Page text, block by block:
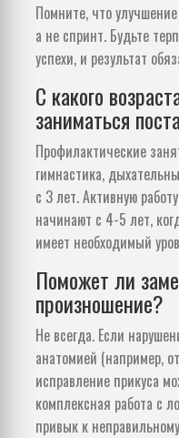
Помните, что
а не спринт. Будьте
успехи, и результат
С какого
заниматься
Профилактические
гимнастика,
с 3 лет. Активную
начинают с 4-5 лет,
имеет необходимый
Поможет ли
произношение?
Не всегда. Если
анатомией (например,
исправление прикуса
комплексная работа с
привык к